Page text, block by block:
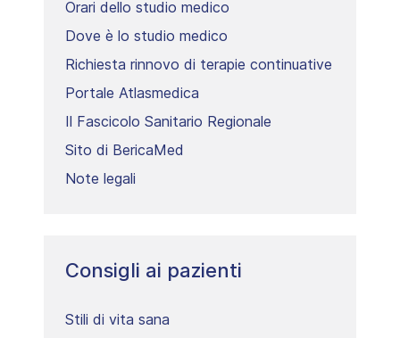
Orari dello studio medico
Dove è lo studio medico
Richiesta rinnovo di terapie continuative
Portale Atlasmedica
Il Fascicolo Sanitario Regionale
Sito di BericaMed
Note legali
Consigli ai pazienti
Stili di vita sana